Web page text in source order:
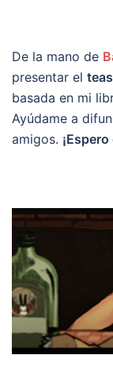
De la mano de
presentar el
basada en mi
Ayúdame a
amigos.